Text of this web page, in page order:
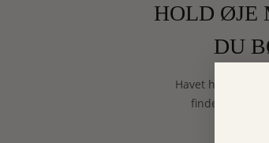
HOLD ØJE
DU
Havet har også
finder